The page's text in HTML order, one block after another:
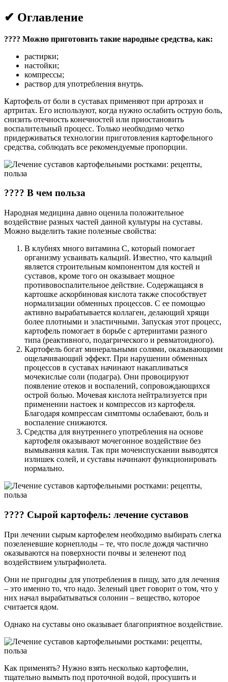
✔ Оглавление
???? Можно приготовить такие народные средства, как:
растирки;
настойки;
компрессы;
раствор для употребления внутрь.
Картофель от боли в суставах применяют при артрозах и
артритах. Его используют, когда нужно ослабить острую боль,
снизить отечность конечностей или приостановить
воспалительный процесс. Только необходимо четко
придерживаться технологии приготовления картофельного
средства, соблюдать все рекомендуемые пропорции.
???? В чем польза
Народная медицина давно оценила положительное
воздействие разных частей данной культуры на суставы.
Можно выделить такие полезные свойства:
В клубнях много витамина С, который помогает
организму усваивать кальций. Известно, что кальций
является строительным компонентом для костей и
суставов, кроме того он оказывает мощное
противовоспалительное действие. Содержащаяся в
картошке аскорбиновая кислота также способствует
нормализации обменных процессов. С ее помощью
активно вырабатывается коллаген, делающий хрящи
более плотными и эластичными. Запуская этот процесс,
картофель помогает в борьбе с артериитами разного
типа (реактивного, подагрического и ревматоидного).
Картофель богат минеральными солями, оказывающими
ощелачивающий эффект. При нарушении обменных
процессов в суставах начинают накапливаться
мочекислые соли (подагра). Они провоцируют
появление отеков и воспалений, сопровождающихся
острой болью. Мочевая кислота нейтрализуется при
применении настоек и компрессов из картофеля.
Благодаря компрессам симптомы ослабевают, боль и
воспаление снижаются.
Средства для внутреннего употребления на основе
картофеля оказывают мочегонное воздействие без
вымывания калия. Так при мочеиспускании выводятся
излишек солей, и суставы начинают функционировать
нормально.
???? Сырой картофель: лечение суставов
При лечении сырым картофелем необходимо выбирать слегка
позеленевшие корнеплоды – те, что после дождя частично
оказываются на поверхности почвы и зеленеют под
воздействием ультрафиолета.
Они не пригодны для употребления в пищу, зато для лечения
– это именно то, что надо. Зеленый цвет говорит о том, что у
них начал вырабатываться солонин – вещество, которое
считается ядом.
Однако на суставы оно оказывает благоприятное воздействие.
Как применять? Нужно взять несколько картофелин,
тщательно вымыть под проточной водой, просушить и